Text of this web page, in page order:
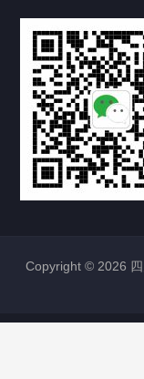
Copyright © 2026